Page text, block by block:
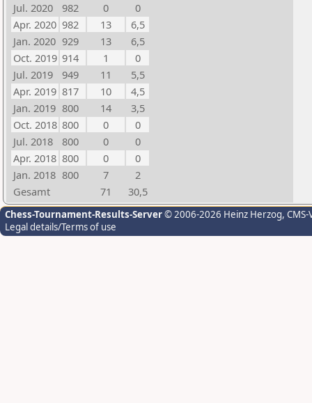
Jul. 2020
982 0
0
Apr. 2020 982 13
6,5
Jan. 2020 929 13
6,5
Oct. 2019 914 1
0
Jul. 2019
949 11
5,5
Apr. 2019 817 10
4,5
Jan. 2019 800 14
3,5
Oct. 2018 800 0
0
Jul. 2018
800 0
0
Apr. 2018 800 0
0
Jan. 2018 800 7
2
Gesamt
71 30,5
Chess-Tournament-Results-Server© 2006-2026 Heinz Herzog,
Legal details/Terms of use